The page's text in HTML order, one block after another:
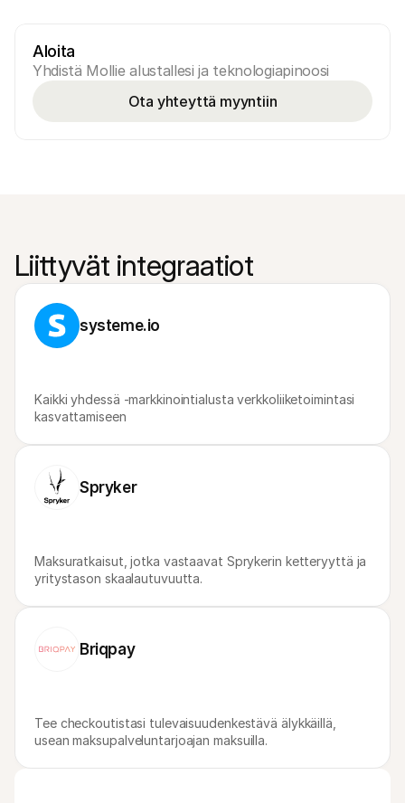
Aloita
Yhdistä Mollie alustallesi ja teknologiapinoosi
Ota yhteyttä myyntiin
Liittyvät integraatiot
systeme.io
Kaikki yhdessä -markkinointialusta verkkoliiketoimintasi
kasvattamiseen
Spryker
Maksuratkaisut, jotka vastaavat Sprykerin ketteryyttä ja
yritystason skaalautuvuutta.
Briqpay
Tee checkoutistasi tulevaisuudenkestävä älykkäillä,
usean maksupalveluntarjoajan maksuilla.